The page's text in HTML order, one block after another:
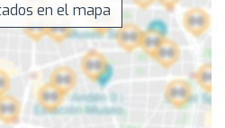
en el mapa